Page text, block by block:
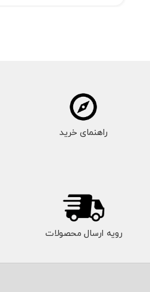
راهنمای خرید
رویه ارسال محصولات